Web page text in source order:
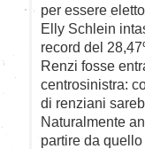
per essere
Elly Schlein
record del
Renzi fosse
centrosinistra:
di renziani
Naturalmente
partire da